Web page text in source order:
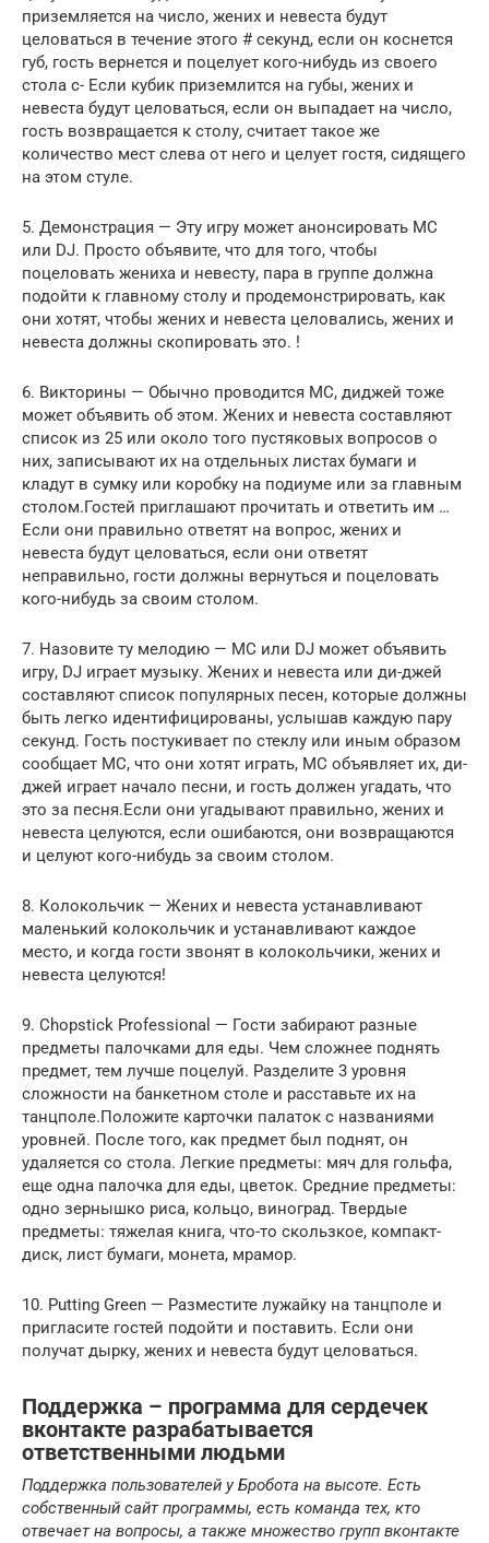
приземляется на число, жених и невеста будут
целоваться в течение этого # секунд, если он коснется
губ, гость вернется и поцелует кого-нибудь из своего
стола c- Если кубик приземлится на губы, жених и
невеста будут целоваться, если он выпадает на число,
гость возвращается к столу, считает такое же
количество мест слева от него и целует гостя, сидящего
на этом стуле.
5. Демонстрация — Эту игру может анонсировать MC
или DJ. Просто объявите, что для того, чтобы
поцеловать жениха и невесту, пара в группе должна
подойти к главному столу и продемонстрировать, как
они хотят, чтобы жених и невеста целовались, жених и
невеста должны скопировать это. !
6. Викторины — Обычно проводится MC, диджей тоже
может объявить об этом. Жених и невеста составляют
список из 25 или около того пустяковых вопросов о
них, записывают их на отдельных листах бумаги и
кладут в сумку или коробку на подиуме или за главным
столом.Гостей приглашают прочитать и ответить им …
Если они правильно ответят на вопрос, жених и
невеста будут целоваться, если они ответят
неправильно, гости должны вернуться и поцеловать
кого-нибудь за своим столом.
7. Назовите ту мелодию — MC или DJ может объявить
игру, DJ играет музыку. Жених и невеста или ди-джей
составляют список популярных песен, которые должны
быть легко идентифицированы, услышав каждую пару
секунд. Гость постукивает по стеклу или иным образом
сообщает MC, что они хотят играть, MC объявляет их, ди-
джей играет начало песни, и гость должен угадать, что
это за песня.Если они угадывают правильно, жених и
невеста целуются, если ошибаются, они возвращаются
и целуют кого-нибудь за своим столом.
8. Колокольчик — Жених и невеста устанавливают
маленький колокольчик и устанавливают каждое
место, и когда гости звонят в колокольчики, жених и
невеста целуются!
9. Chopstick Professional — Гости забирают разные
предметы палочками для еды. Чем сложнее поднять
предмет, тем лучше поцелуй. Разделите 3 уровня
сложности на банкетном столе и расставьте их на
танцполе.Положите карточки палаток с названиями
уровней. После того, как предмет был поднят, он
удаляется со стола. Легкие предметы: мяч для гольфа,
еще одна палочка для еды, цветок. Средние предметы:
одно зернышко риса, кольцо, виноград. Твердые
предметы: тяжелая книга, что-то скользкое, компакт-
диск, лист бумаги, монета, мрамор.
10. Putting Green — Разместите лужайку на танцполе и
пригласите гостей подойти и поставить. Если они
получат дырку, жених и невеста будут целоваться.
Поддержка – программа для сердечек
вконтакте разрабатывается
ответственными людьми
Поддержка пользователей у Бробота на высоте. Есть
собственный сайт программы, есть команда тех, кто
отвечает на вопросы, а также множество групп вконтакте